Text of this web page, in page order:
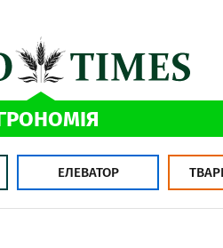
ЕЛЕВАТОР